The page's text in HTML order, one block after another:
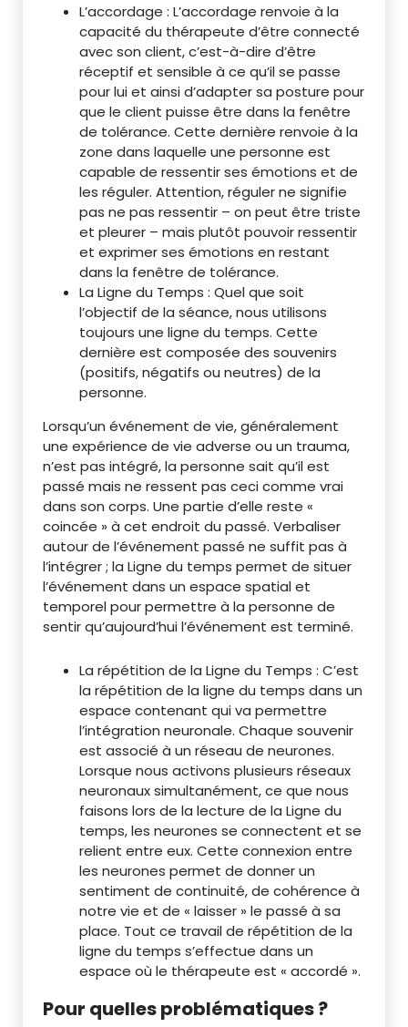
L’accordage : L’accordage renvoie à la
capacité du thérapeute d’être connecté
avec son client, c’est-à-dire d’être
réceptif et sensible à ce qu’il se passe
pour lui et ainsi d’adapter sa posture pour
que le client puisse être dans la fenêtre
de tolérance. Cette dernière renvoie à la
zone dans laquelle une personne est
capable de ressentir ses émotions et de
les réguler. Attention, réguler ne signifie
pas ne pas ressentir – on peut être triste
et pleurer – mais plutôt pouvoir ressentir
et exprimer ses émotions en restant
dans la fenêtre de tolérance.
La Ligne du Temps : Quel que soit
l’objectif de la séance, nous utilisons
toujours une ligne du temps. Cette
dernière est composée des souvenirs
(positifs, négatifs ou neutres) de la
personne.
Lorsqu’un événement de vie, généralement
une expérience de vie adverse ou un trauma,
n’est pas intégré, la personne sait qu’il est
passé mais ne ressent pas ceci comme vrai
dans son corps. Une partie d’elle reste «
coincée » à cet endroit du passé. Verbaliser
autour de l’événement passé ne suffit pas à
l’intégrer ; la Ligne du temps permet de situer
l’événement dans un espace spatial et
temporel pour permettre à la personne de
sentir qu’aujourd’hui l’événement est terminé.
La répétition de la Ligne du Temps : C’est
la répétition de la ligne du temps dans un
espace contenant qui va permettre
l’intégration neuronale. Chaque souvenir
est associé à un réseau de neurones.
Lorsque nous activons plusieurs réseaux
neuronaux simultanément, ce que nous
faisons lors de la lecture de la Ligne du
temps, les neurones se connectent et se
relient entre eux. Cette connexion entre
les neurones permet de donner un
sentiment de continuité, de cohérence à
notre vie et de « laisser » le passé à sa
place. Tout ce travail de répétition de la
ligne du temps s’effectue dans un
espace où le thérapeute est « accordé ».
Pour quelles problématiques ?